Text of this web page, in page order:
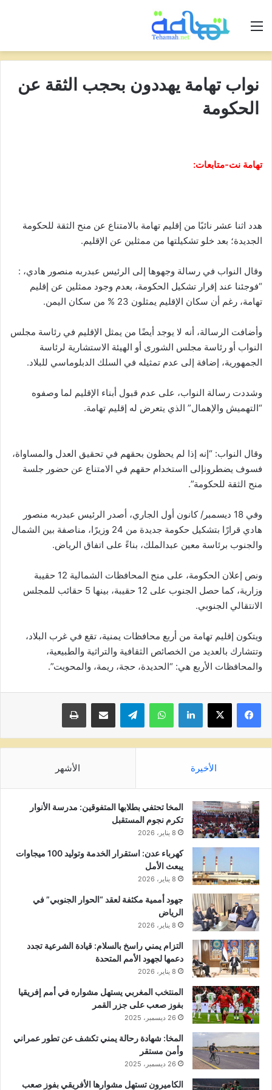
القائمة
نواب تهامة يهددون بحجب الثقة عن
الحكومة
تهامة نت-متابعات:
هدد اثنا عشر نائبًا من إقليم تهامة بالامتناع عن منح الثقة للحكومة
الجديدة؛ بعد خلو تشكيلتها من ممثلين عن الإقليم.
وقال النواب في رسالة وجهوها إلى الرئيس عبدربه منصور هادي، :
“فوجئنا عند إقرار تشكيل الحكومة، بعدم وجود ممثلين عن إقليم
تهامة، رغم أن سكان الإقليم يمثلون 23 % من سكان اليمن.
وأضافت الرسالة، أنه لا يوجد أيضًا من يمثل الإقليم في رئاسة مجلس
النواب أو رئاسة مجلس الشورى أو الهيئة الاستشارية لرئاسة
الجمهورية، إضافة إلى عدم تمثيله في السلك الدبلوماسي للبلاد.
وشددت رسالة النواب، على عدم قبول أبناء الإقليم لما وصفوه
“التهميش والإهمال” الذي يتعرض له إقليم تهامة.
وقال النواب: “إنه إذا لم يحظون بحقهم في تحقيق العدل والمساواة،
فسوف يضطرونإلى ااستخدام حقهم في الامتناع عن حضور جلسة
منح الثقة للحكومة”.
وفي 18 ديسمبر/ كانون أول الجاري، أصدر الرئيس عبدربه منصور
هادي قرارًا بتشكيل حكومة جديدة من 24 وزيرًا، مناصفة بين الشمال
والجنوب برئاسة معين عبدالملك، بناءً على اتفاق الرياض.
ونص إعلان الحكومة، على منح المحافظات الشمالية 12 حقيبة
وزارية، كما حصل الجنوب على 12 حقيبة، بينها 5 حقائب للمجلس
الانتقالي الجنوبي.
ويتكون إقليم تهامة من أربع محافظات يمنية، تقع في غرب البلاد،
وتتشارك بالعديد من الخصائص الثقافية والتراثية والطبيعية،
والمحافظات الأربع هي: “الحديدة، حجة، ريمة، والمحويت”.
لينكدإن واتساب تيلقرام مشاركة عبر البريد طباعة
الأخيرة الأشهر
المخا تحتفي بطلابها المتفوقين: مدرسة الأنوار
تكرم نجوم المستقبل
8 يناير، 2026
كهرباء عدن: استقرار الخدمة وتوليد 100 ميجاوات
يبعث الأمل
8 يناير، 2026
جهود أممية مكثفة لعقد “الحوار الجنوبي” في
الرياض
8 يناير، 2026
التزام يمني راسخ بالسلام: قيادة الشرعية تجدد
دعمها لجهود الأمم المتحدة
8 يناير، 2026
المنتخب المغربي يستهل مشواره في أمم إفريقيا
بفوز صعب على جزر القمر
26 ديسمبر، 2025
المخا: شهادة رحالة يمني تكشف عن تطور عمراني
وأمن مستقر
26 ديسمبر، 2025
الكاميرون تستهل مشوارها الأفريقي بفوز صعب